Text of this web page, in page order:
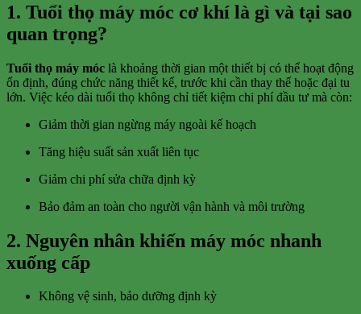
1. Tuổi thọ máy móc cơ khí là gì và tại sao
quan trọng?
Tuổi thọ máy móc là khoảng thời gian một thiết bị có thể hoạt động
ổn định, đúng chức năng thiết kế, trước khi cần thay thế hoặc đại tu
lớn. Việc kéo dài tuổi thọ không chỉ tiết kiệm chi phí đầu tư mà còn:
Giảm thời gian ngừng máy ngoài kế hoạch
Tăng hiệu suất sản xuất liên tục
Giảm chi phí sửa chữa định kỳ
Bảo đảm an toàn cho người vận hành và môi trường
2. Nguyên nhân khiến máy móc nhanh
xuống cấp
Không vệ sinh, bảo dưỡng định kỳ